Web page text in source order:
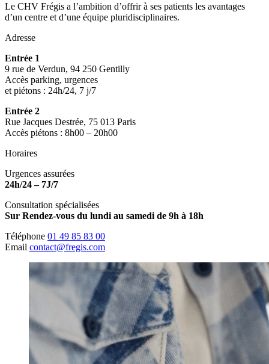
Le CHV Frégis a l’ambition d’offrir à ses patients les avantages
d’un centre et d’une équipe pluridisciplinaires.
Adresse
Entrée 1
9 rue de Verdun, 94 250 Gentilly
Accès parking, urgences
et piétons : 24h/24, 7 j/7
Entrée 2
Rue Jacques Destrée, 75 013 Paris
Accès piétons : 8h00 – 20h00
Horaires
Urgences assurées
24h/24 – 7J/7
Consultation spécialisées
Sur Rendez-vous du lundi au samedi de 9h à 18h
Téléphone 01 49 85 83 00
Email contact@fregis.com